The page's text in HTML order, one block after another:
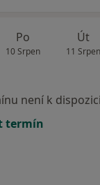
Po
10 Srpen
Út
11 Srpen
není k dispozici
termín